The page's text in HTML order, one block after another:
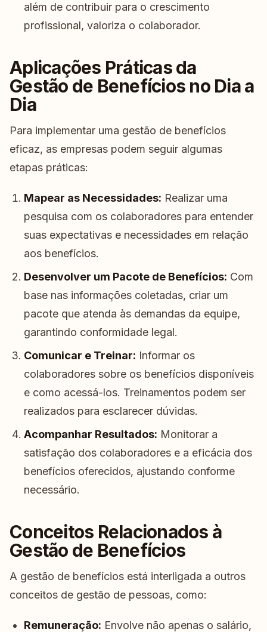
além de contribuir para o crescimento
profissional, valoriza o colaborador.
Aplicações Práticas da
Gestão de Benefícios no Dia a
Dia
Para implementar uma gestão de benefícios
eficaz, as empresas podem seguir algumas
etapas práticas:
Mapear as Necessidades: Realizar uma
pesquisa com os colaboradores para entender
suas expectativas e necessidades em relação
aos benefícios.
Desenvolver um Pacote de Benefícios: Com
base nas informações coletadas, criar um
pacote que atenda às demandas da equipe,
garantindo conformidade legal.
Comunicar e Treinar: Informar os
colaboradores sobre os benefícios disponíveis
e como acessá-los. Treinamentos podem ser
realizados para esclarecer dúvidas.
Acompanhar Resultados: Monitorar a
satisfação dos colaboradores e a eficácia dos
benefícios oferecidos, ajustando conforme
necessário.
Conceitos Relacionados à
Gestão de Benefícios
A gestão de benefícios está interligada a outros
conceitos de gestão de pessoas, como:
Remuneração: Envolve não apenas o salário,